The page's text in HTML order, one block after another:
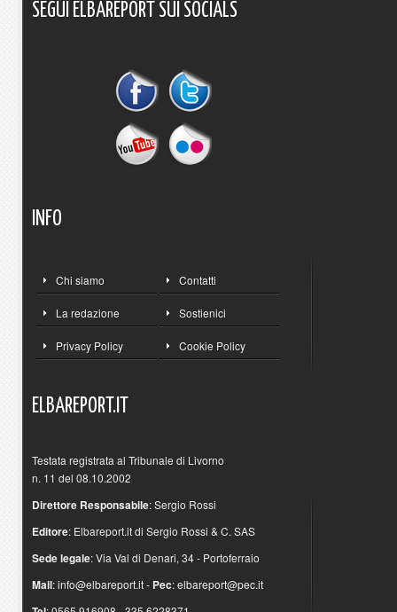
SEGUI ELBAREPORT SUI SOCIALS
INFO
Chi siamo Contatti
La redazione Sostienici
Privacy Policy Cookie Policy
ELBAREPORT.IT
Testata registrata al Tribunale di Livorno
n. 11 del 08.10.2002
Direttore Responsabile: Sergio Rossi
Editore: Elbareport.it di Sergio Rossi & C. SAS
Sede legale: Via Val di Denari, 34 - Portoferraio
Mail:info@elbareport.it- Pec:elbareport@pec.it